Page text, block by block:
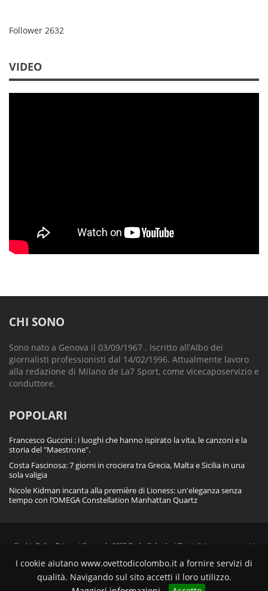
I cookie aiutano www.ovettodicolombo.it a fornire servizi di
qualità. Navigando sul sito accetti il loro utilizzo.
Follower 2632
VIDEO
CHI SONO
Sono nato a Genova il 03/09/1967 . Iscritto all’Albo dei
giornalisti professionisti dal 14/02/1996. Attualmente lavoro
alla redazione di Milano de La7 Sport, come vicecaposervizio e
conduttore.
POPOLARI
Francesco Guccini : i luoghi che hanno ispirato la vita, le canzoni e la
storia del "Maestrone".
Costa Fascinosa: 7 giorni in crociera tra Grecia, Malta e Sicilia in una
sola valigia
Nicole Kidman incanta alla première di Lioness: un'eleganza senza
tempo con l’OMEGA Constellation Manhattan Quartz
Cookie Policy Privacy
| Copyright 2025 Paolo Colombo | Tutti i diritti sono riservati |